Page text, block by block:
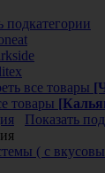
подкатегории
все товары
товары
Показать
( с